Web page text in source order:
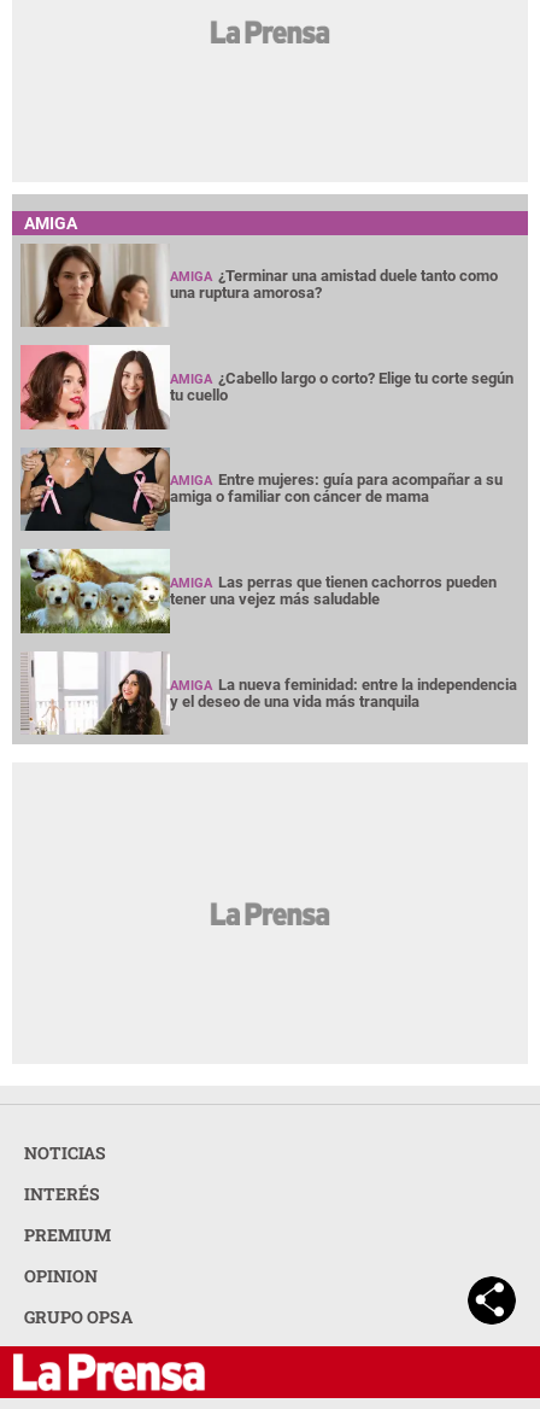
AMIGA
AMIGA ¿Terminar una amistad duele tanto como
una ruptura amorosa?
AMIGA ¿Cabello largo o corto? Elige tu corte según
tu cuello
AMIGA Entre mujeres: guía para acompañar a su
amiga o familiar con cáncer de mama
AMIGA Las perras que tienen cachorros pueden
tener una vejez más saludable
AMIGA La nueva feminidad: entre la independencia
y el deseo de una vida más tranquila
NOTICIAS
INTERÉS
PREMIUM
OPINION
GRUPO OPSA